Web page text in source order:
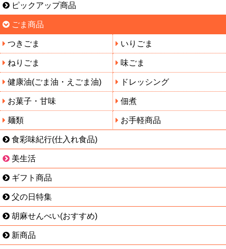
ピックアップ商品
ごま商品
つきごま いりごま
ねりごま 味ごま
健康油(ごま油・えごま油) ドレッシング
お菓子・甘味 佃煮
麺類 お手軽商品
食彩味紀行(仕入れ食品)
美生活
ギフト商品
父の日特集
胡麻せんべい(おすすめ)
新商品